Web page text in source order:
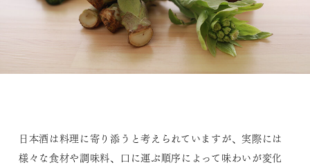
日本酒は料理に寄り添うと考えられていますが、実際には
様々な食材や調味料、口に運ぶ順序によって味わいが変化